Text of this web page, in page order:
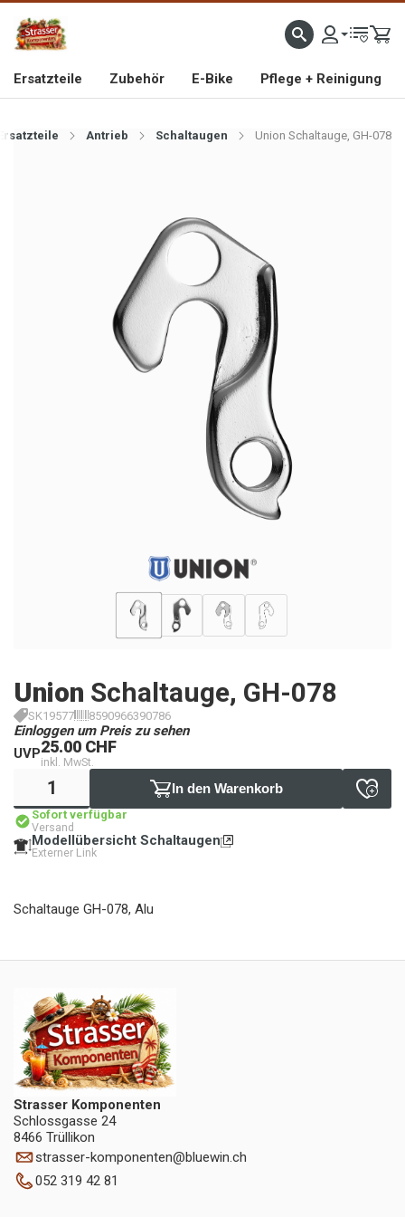
IMPORTEUR VON HOCHWERTIGEN FAHRRAD- UND MOFAERSATZTEILEN SEIT 1993
Ersatzteile Zubehör E-Bike Pflege + Reinigung
Antrieb Schaltaugen Union Schaltauge, GH-078
Union Schaltauge, GH-078
SK19577 8590966390786
Einloggen um Preis zu sehen
UVP25.00 CHF
inkl. MwSt.
In den Warenkorb
Sofort verfügbar
Versand
Modellübersicht Schaltaugen
Externer Link
Schaltauge GH-078, Alu
Strasser Komponenten
Schlossgasse 24
8466 Trüllikon
strasser-komponenten@bluewin.ch
052 319 42 81